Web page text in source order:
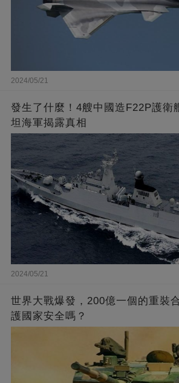
2024/05/21
發生了什麼！4艘中國造F22P護衛
坦海軍揭露真相
2024/05/21
世界大戰爆發，200億一個的重裝
護國家安全嗎？